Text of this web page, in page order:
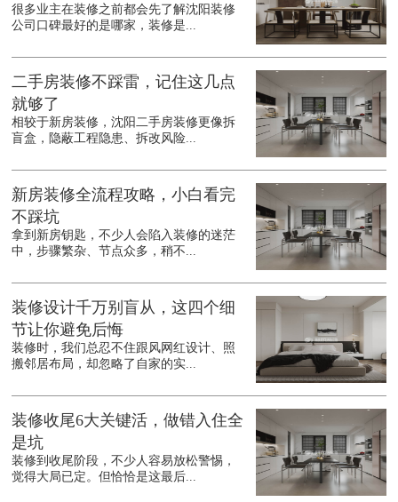
很多业主在装修之前都会先了解沈阳装修
公司口碑最好的是哪家，装修是...
二手房装修不踩雷，记住这几点
就够了
相较于新房装修，沈阳二手房装修更像拆
盲盒，隐蔽工程隐患、拆改风险...
新房装修全流程攻略，小白看完
不踩坑
拿到新房钥匙，不少人会陷入装修的迷茫
中，步骤繁杂、节点众多，稍不...
装修设计千万别盲从，这四个细
节让你避免后悔
装修时，我们总忍不住跟风网红设计、照
搬邻居布局，却忽略了自家的实...
装修收尾6大关键活，做错入住全
是坑
装修到收尾阶段，不少人容易放松警惕，
觉得大局已定。但恰恰是这最后...